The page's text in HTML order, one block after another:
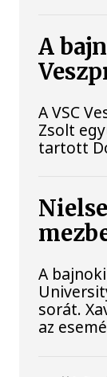
A
A VSC
Zsolt
tartott
A
sorát.
az